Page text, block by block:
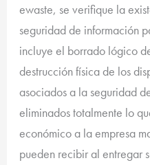
ewaste, se verifique la
seguridad de información
incluye el borrado lógico
destrucción física de los
asociados a la seguridad
eliminados totalmente lo
económico a la empresa
pueden recibir al entregar